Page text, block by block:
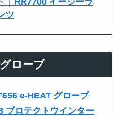
ツ
ローブ
e-HEAT グローブ
プロテクトウインター